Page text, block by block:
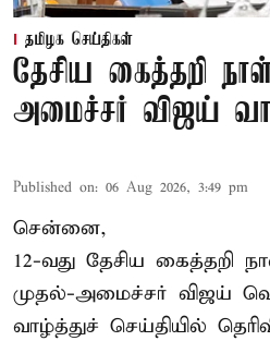
தமிழக செய்திகள்
தேசிய கைத்தறி
அமைச்சர் விஜய்
Published on: 06 Aug 2026, 3:49 pm
சென்னை,
12-வது தேசிய கைத்தறி
முதல்-அமைச்சர் விஜய்
வாழ்த்துச் செய்தியில்